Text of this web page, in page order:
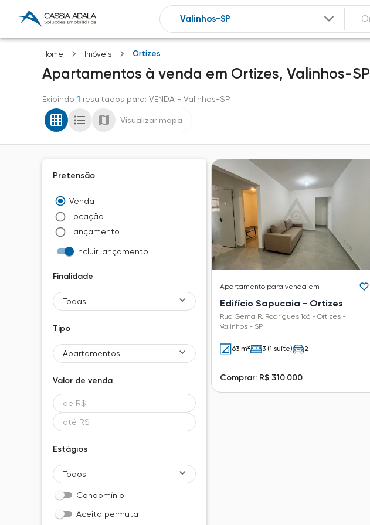
Home Imóveis Ortizes
Apartamentos à venda em Ortizes, Valinhos-SP
Exibindo 1 resultados para: VENDA - Valinhos-SP
Visualizar mapa
Pretensão
Venda
Locação
Lançamento
Incluir lançamento
Finalidade
Todas
Tipo
Apartamentos
Valor de venda
Estágios
Todos
Condomínio
Aceita permuta
Apartamento para venda em
Edifício Sapucaia - Ortizes
Rua Gema R. Rodrigues 166 - Ortizes -
Valinhos - SP
63 m² 3 (1 suíte) 2
Comprar: R$ 310.000